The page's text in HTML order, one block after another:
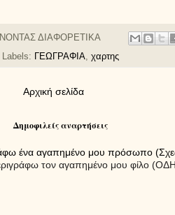
ΔΙΑΦΟΡΕΤΙΚΑ
Labels: ΓΕΩΓΡΑΦΙΑ, χαρτης
Αρχική σελίδα
Δημοφιλείς αναρτήσεις
ένα αγαπημένο μου πρόσωπο
τον αγαπημένο μου φίλο